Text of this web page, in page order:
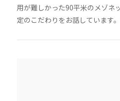
用が難しかった90平米のメゾネ
定のこだわりをお話しています